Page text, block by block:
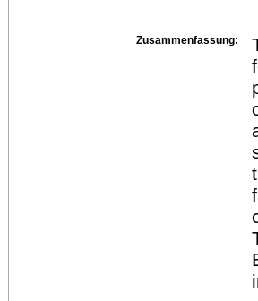
Zusammenfassung: